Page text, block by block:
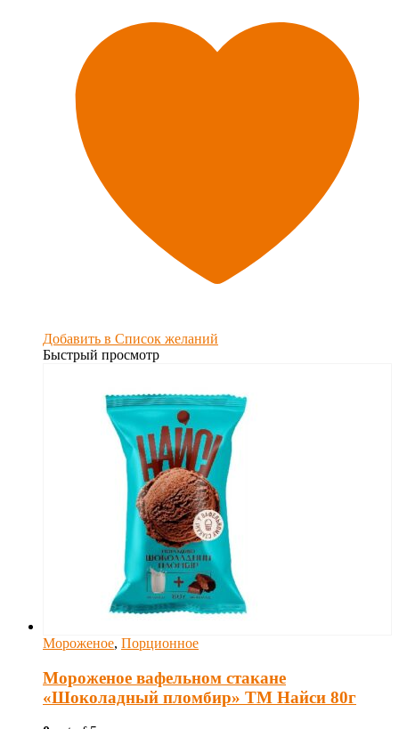
Добавить в Список желаний
Быстрый просмотр
Мороженое, Порционное
Мороженое вафельном стакане
«Шоколадный пломбир» ТМ Найси 80г